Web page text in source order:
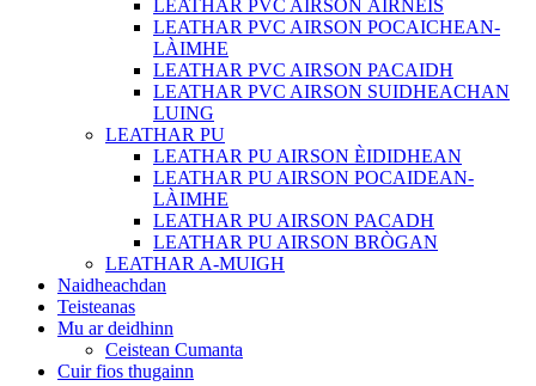
LEATHAR PVC AIRSON ÀIRNEIS
LEATHAR PVC AIRSON POCAICHEAN-
LÀIMHE
LEATHAR PVC AIRSON PACAIDH
LEATHAR PVC AIRSON SUIDHEACHAN
LUING
LEATHAR PU
LEATHAR PU AIRSON ÈIDIDHEAN
LEATHAR PU AIRSON POCAIDEAN-
LÀIMHE
LEATHAR PU AIRSON PACADH
LEATHAR PU AIRSON BRÒGAN
LEATHAR A-MUIGH
Naidheachdan
Teisteanas
Mu ar deidhinn
Ceistean Cumanta
Cuir fios thugainn